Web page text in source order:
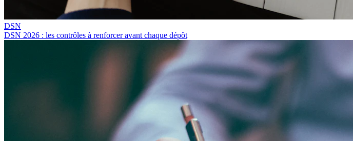
DSN
DSN 2026 : les contrôles à renforcer avant chaque dépôt